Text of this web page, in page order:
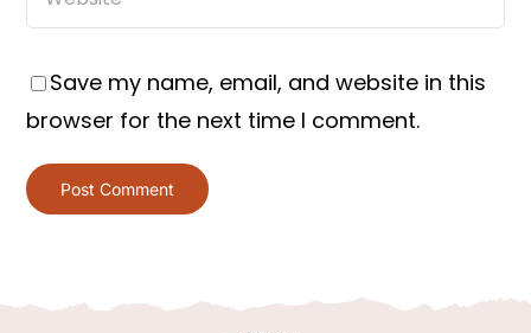
Save my name, email, and website in this
browser for the next time I comment.